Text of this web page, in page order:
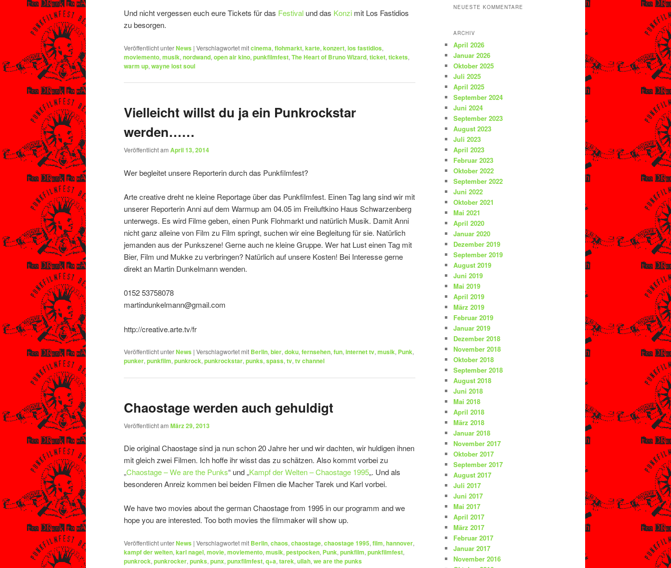
Und nicht vergessen euch eure Tickets für das Festival und das Konzi mit Los Fastidios
zu besorgen.
Veröffentlicht unterNews | Verschlagwortet mitcinema, flohmarkt, karte, konzert, los fastidios,
moviemento, musik, nordwand, open air kino, punkfilmfest, The Heart of Bruno Wizard, ticket, tickets,
warm up, wayne lost soul
Vielleicht willst du ja ein Punkrockstar
werden……
Veröffentlicht am April 13, 2014
Wer begleitet unsere Reporterin durch das Punkfilmfest?
Arte creative dreht ne kleine Reportage über das Punkfilmfest. Einen Tag lang sind wir mit
unserer Reporterin Anni auf dem Warmup am 04.05 im Freiluftkino Haus Schwarzenberg
unterwegs. Es wird Filme geben, einen Punk Flohmarkt und natürlich Musik. Damit Anni
nicht ganz alleine von Film zu Film springt, suchen wir eine Begleitung für sie. Natürlich
jemanden aus der Punkszene! Gerne auch ne kleine Gruppe. Wer hat Lust einen Tag mit
Bier, Film und Mukke zu verbringen? Natürlich auf unsere Kosten! Bei Interesse gerne
direkt an Martin Dunkelmann wenden.
0152 53758078
martindunkelmann@gmail.com
http://creative.arte.tv/fr
Veröffentlicht unterNews | Verschlagwortet mit Berlin, bier, doku, fernsehen, fun, internet tv, musik, Punk,
punker, punkfilm, punkrock, punkrockstar, punks, spass, tv, tv channel
Chaostage werden auch gehuldigt
Veröffentlicht am März 29, 2013
Die original Chaostage sind ja nun schon 20 Jahre her und wir dachten, wir huldigen ihnen
mit gleich zwei Filmen. Ich hoffe ihr wisst das zu schätzen. Also kommt vorbei zu
„Chaostage – We are the Punks“ und „Kampf der Welten – Chaostage 1995„. Und als
besonderen Anreiz kommen bei beiden Filmen die Macher Tarek und Karl vorbei.
We have two movies about the german Chaostage from 1995 in our programm and we
hope you are interested. Too both movies the filmmaker will show up.
Veröffentlicht unterNews | Verschlagwortet mit Berlin, chaos, chaostage, chaostage 1995, film, hannover,
kampf der welten, karl nagel, movie, moviemento, musik, pestpocken, Punk, punkfilm, punkfilmfest,
punkrock, punkrocker, punks, punx, punxfilmfest, q+a, tarek, ullah, we are the punks
NEUESTE KOMMENTARE
ARCHIV
April 2026
Januar 2026
Oktober 2025
Juli 2025
April 2025
September 2024
Juni 2024
September 2023
August 2023
Juli 2023
April 2023
Februar 2023
Oktober 2022
September 2022
Juni 2022
Oktober 2021
Mai 2021
April 2020
Januar 2020
Dezember 2019
September 2019
August 2019
Juni 2019
Mai 2019
April 2019
März 2019
Februar 2019
Januar 2019
Dezember 2018
November 2018
Oktober 2018
September 2018
August 2018
Juni 2018
Mai 2018
April 2018
März 2018
Januar 2018
November 2017
Oktober 2017
September 2017
August 2017
Juli 2017
Juni 2017
Mai 2017
April 2017
März 2017
Februar 2017
Januar 2017
November 2016